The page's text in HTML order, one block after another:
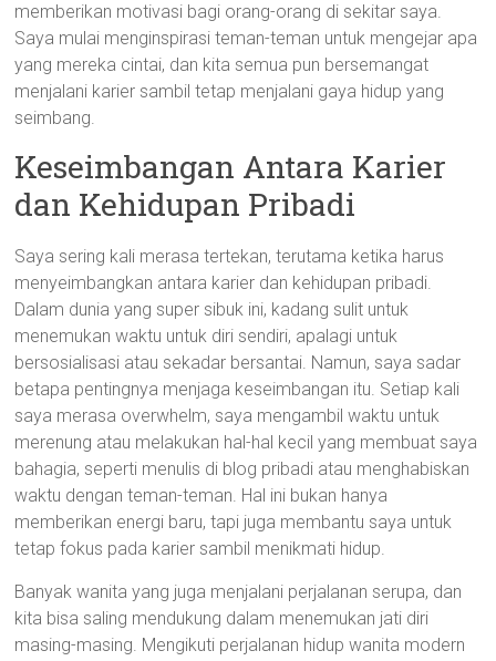
memberikan motivasi bagi orang-orang di sekitar saya.
Saya mulai menginspirasi teman-teman untuk mengejar apa
yang mereka cintai, dan kita semua pun bersemangat
menjalani karier sambil tetap menjalani gaya hidup yang
seimbang.
Keseimbangan Antara Karier
dan Kehidupan Pribadi
Saya sering kali merasa tertekan, terutama ketika harus
menyeimbangkan antara karier dan kehidupan pribadi.
Dalam dunia yang super sibuk ini, kadang sulit untuk
menemukan waktu untuk diri sendiri, apalagi untuk
bersosialisasi atau sekadar bersantai. Namun, saya sadar
betapa pentingnya menjaga keseimbangan itu. Setiap kali
saya merasa overwhelm, saya mengambil waktu untuk
merenung atau melakukan hal-hal kecil yang membuat saya
bahagia, seperti menulis di blog pribadi atau menghabiskan
waktu dengan teman-teman. Hal ini bukan hanya
memberikan energi baru, tapi juga membantu saya untuk
tetap fokus pada karier sambil menikmati hidup.
Banyak wanita yang juga menjalani perjalanan serupa, dan
kita bisa saling mendukung dalam menemukan jati diri
masing-masing. Mengikuti perjalanan hidup wanita modern